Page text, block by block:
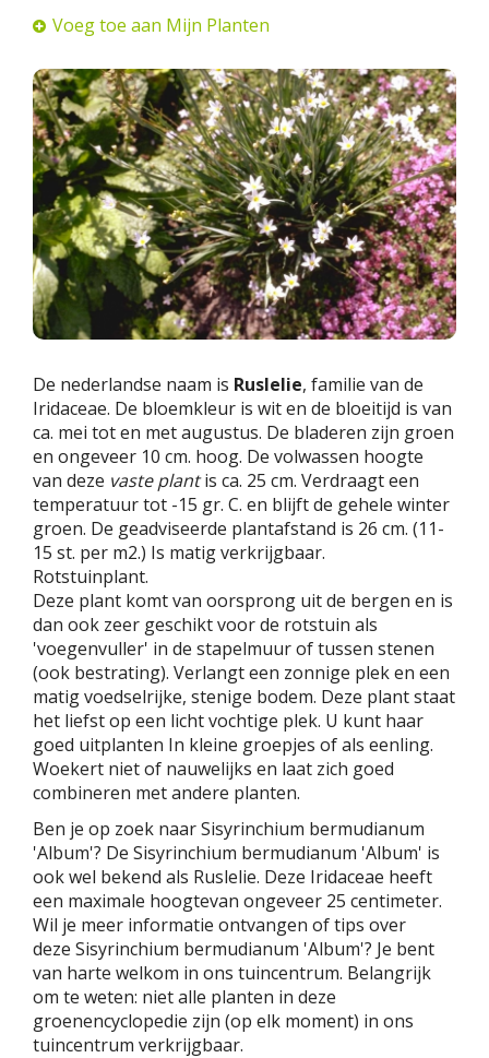
Voeg toe aan Mijn Planten
De nederlandse naam is Ruslelie, familie van de
Iridaceae. De bloemkleur is wit en de bloeitijd is van
ca. mei tot en met augustus. De bladeren zijn groen
en ongeveer 10 cm. hoog. De volwassen hoogte
van deze vaste plantis ca. 25 cm. Verdraagt een
temperatuur tot -15 gr. C. en blijft de gehele winter
groen. De geadviseerde plantafstand is 26 cm. (11-
15 st. per m2.) Is matig verkrijgbaar.
Rotstuinplant.
Deze plant komt van oorsprong uit de bergen en is
dan ook zeer geschikt voor de rotstuin als
'voegenvuller' in de stapelmuur of tussen stenen
(ook bestrating). Verlangt een zonnige plek en een
matig voedselrijke, stenige bodem. Deze plant staat
het liefst op een licht vochtige plek. U kunt haar
goed uitplanten In kleine groepjes of als eenling.
Woekert niet of nauwelijks en laat zich goed
combineren met andere planten.
Ben je op zoek naar Sisyrinchium bermudianum
'Album'? De Sisyrinchium bermudianum 'Album' is
ook wel bekend als Ruslelie. Deze Iridaceae heeft
een maximale hoogtevan ongeveer 25 centimeter.
Wil je meer informatie ontvangen of tips over
deze Sisyrinchium bermudianum 'Album'? Je bent
van harte welkom in ons tuincentrum. Belangrijk
om te weten: niet alle planten in deze
groenencyclopedie zijn (op elk moment) in ons
tuincentrum verkrijgbaar.